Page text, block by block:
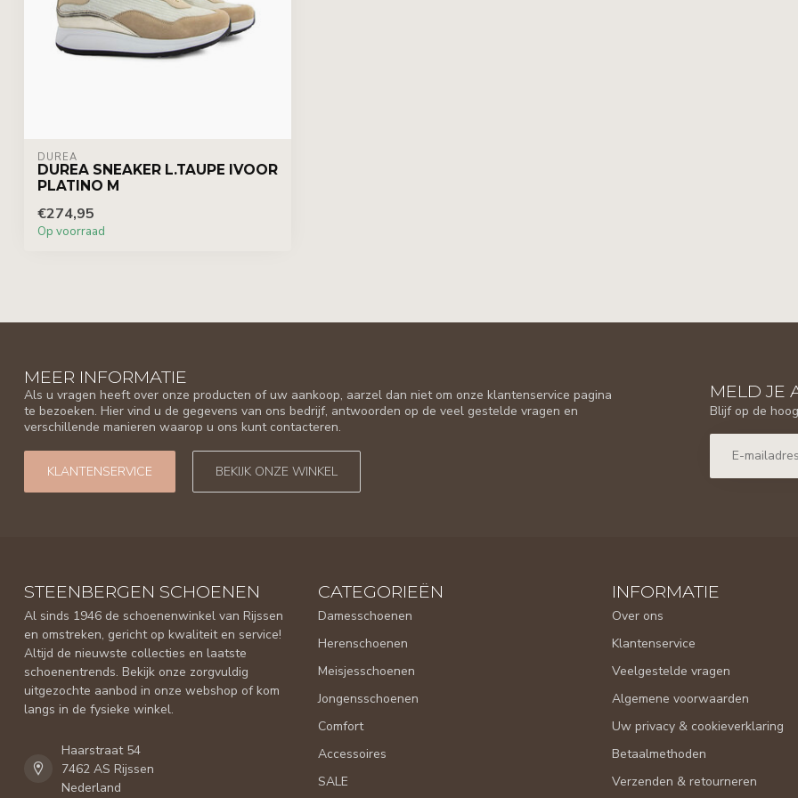
DUREA
DUREA SNEAKER L.TAUPE IVOOR
PLATINO M
€274,95
Op voorraad
MEER INFORMATIE
Als u vragen heeft over onze producten of uw aankoop, aarzel dan niet om onze klantenservice pagina
te bezoeken. Hier vind u de gegevens van ons bedrijf, antwoorden op de veel gestelde vragen en
verschillende manieren waarop u ons kunt contacteren.
KLANTENSERVICE BEKIJK ONZE WINKEL
MELD JE
Blijf op de
STEENBERGEN SCHOENEN
Al sinds 1946 de schoenenwinkel van Rijssen
en omstreken, gericht op kwaliteit en service!
Altijd de nieuwste collecties en laatste
schoenentrends. Bekijk onze zorgvuldig
uitgezochte aanbod in onze webshop of kom
langs in de fysieke winkel.
Haarstraat 54
7462 AS Rijssen
Nederland
CATEGORIEËN
Damesschoenen
Herenschoenen
Meisjesschoenen
Jongensschoenen
Comfort
Accessoires
SALE
INFORMATIE
Over ons
Klantenservice
Veelgestelde vragen
Algemene voorwaarden
Uw privacy & cookieverklaring
Betaalmethoden
Verzenden & retourneren